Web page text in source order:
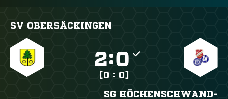
SV OBERSÄCKINGEN
:
[0 : 0]
SG HÖCHENSCHWAND-